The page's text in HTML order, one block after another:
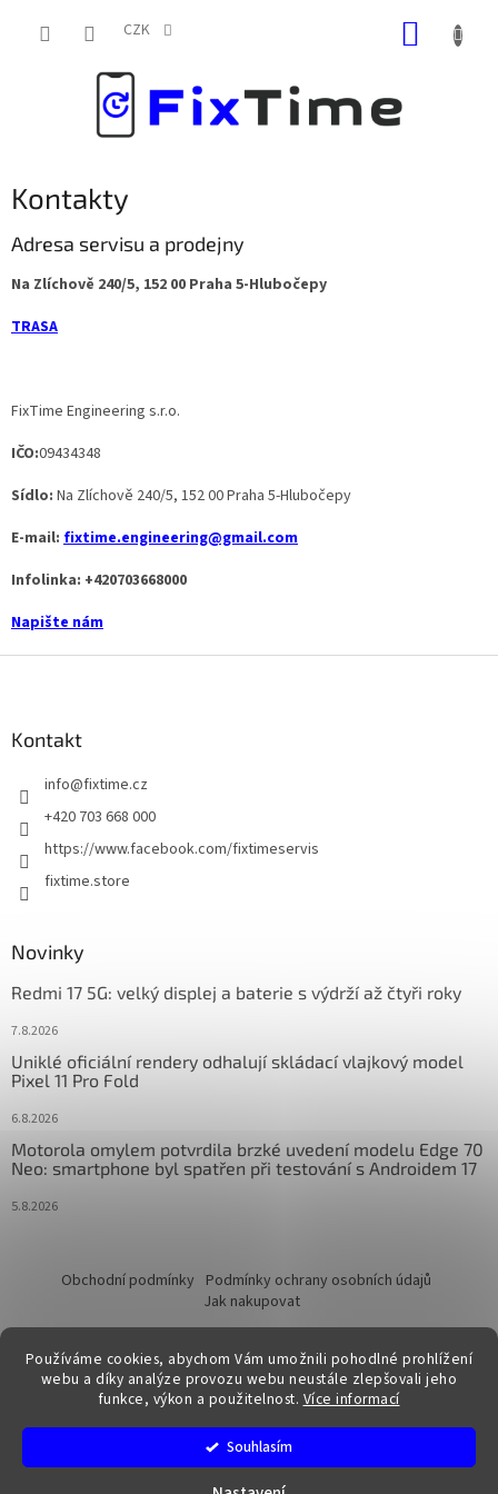
Používáme cookies, abychom Vám umožnili pohodlné prohlížení
webu a díky analýze provozu webu neustále zlepšovali jeho
funkce, výkon a použitelnost. Více informací
Souhlasím
CZK
Kontakty
Adresa servisu a prodejny
Na Zlíchově 240/5, 152 00 Praha 5-Hlubočepy
TRASA
FixTime Engineering s.r.o.
IČO:09434348
Sídlo: Na Zlíchově 240/5, 152 00 Praha 5-Hlubočepy
E-mail: fixtime.engineering@gmail.com
Infolinka: +420703668000
Napište nám
Kontakt
info@fixtime.cz
+420 703 668 000
https://www.facebook.com/fixtimeservis
fixtime.store
Novinky
Redmi 17 5G: velký displej a baterie s výdrží až čtyři roky
7.8.2026
Uniklé oficiální rendery odhalují skládací vlajkový model
Pixel 11 Pro Fold
6.8.2026
Motorola omylem potvrdila brzké uvedení modelu Edge 70
Neo: smartphone byl spatřen při testování s Androidem 17
5.8.2026
Obchodní podmínky Podmínky ochrany osobních údajů
Jak nakupovat
Vytvořil Shoptet